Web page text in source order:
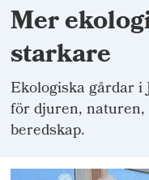
Mer
starkare
Ekologiska gårdar i
för djuren, naturen,
beredskap.